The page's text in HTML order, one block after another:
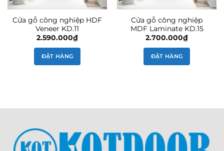
Cửa gỗ công nghiệp HDF
Veneer KD.11
2.590.000₫
ĐẶT HÀNG
Cửa gỗ công nghiệp
MDF Laminate KD.15
2.700.000₫
ĐẶT HÀNG